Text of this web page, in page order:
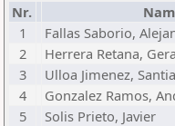
Nr.
1
Fallas Saborio,
2
Herrera Retana,
3
Ulloa Jimenez,
4
Gonzalez Ramos,
5
Solis Prieto, Javier